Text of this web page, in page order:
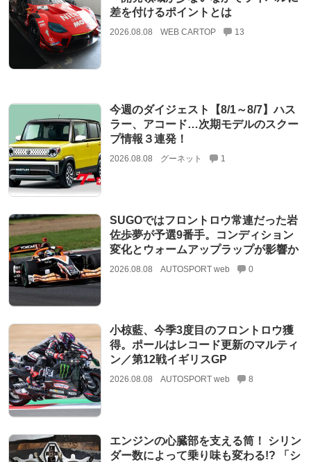
差を付けるポイントとは
2026.08.08 WEB CARTOP 13
今週のダイジェスト【8/1～8/7】ハス
ラー、アコード…次期モデルのスクー
プ情報３連発！
2026.08.08 グーネット 1
SUGOではフロントロウ常連だった岩
佐歩夢が予選9番手。コンディション
変化とウォームアップラップが影響か
2026.08.08 AUTOSPORT web 0
小椋藍、今季3度目のフロントロウ獲
得。ポールはレコード更新のマルティ
ン／第12戦イギリスGP
2026.08.08 AUTOSPORT web 8
エンジンの心臓部を支える筒！ シリン
ダー数によって乗り味も変わる!? 「シ